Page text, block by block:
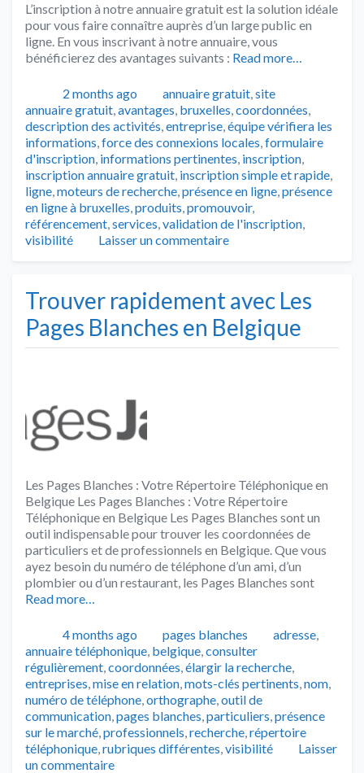
L’inscription à notre annuaire gratuit est la solution idéale
pour vous faire connaître auprès d’un large public en
ligne. En vous inscrivant à notre annuaire, vous
bénéficierez des avantages suivants : Read more…
Publié2 months ago Catégories
annuaire gratuit,site
annuaire gratuit,avantages, bruxelles,coordonnées,
description des activités,entreprise,équipe vérifiera les
informations,force des connexions locales,formulaire
d'inscription, informations pertinentes, inscription,
inscription annuaire gratuit, inscription simple et rapide,
ligne,moteurs de recherche,présence en ligne,présence
en ligne à bruxelles,produits,promouvoir,
référencement,services,validation de l'inscription,
visibilité
Laisser un commentaire
Trouver rapidement avec Les
Pages Blanches en Belgique
Les Pages Blanches : Votre Répertoire Téléphonique en
Belgique Les Pages Blanches : Votre Répertoire
Téléphonique en Belgique Les Pages Blanches sont un
outil indispensable pour trouver les coordonnées de
particuliers et de professionnels en Belgique. Que vous
ayez besoin du numéro de téléphone d’un ami, d’un
plombier ou d’un restaurant, les Pages Blanches sont
Read more…
Publié
4 months ago Catégories
pages blanches Tags
adresse,
annuaire téléphonique, belgique,consulter
régulièrement,coordonnées,élargir la recherche,
entreprises,mise en relation,mots-clés pertinents,nom,
numéro de téléphone,orthographe,outil de
communication,pages blanches,particuliers,présence
sur le marché,professionnels,recherche,répertoire
téléphonique,rubriques différentes,visibilité
Laisser
un commentaire